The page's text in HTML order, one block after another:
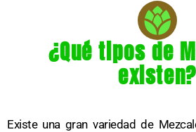
¿Qué tipos de
existen?
Existe una gran variedad de